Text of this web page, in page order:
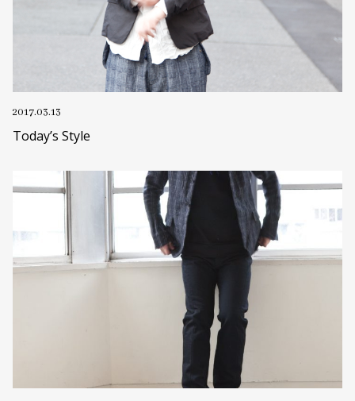
2017.03.13
Today’s Style